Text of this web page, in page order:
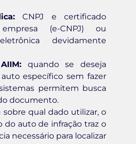
CNPJ e certificado
(e-CNPJ) ou
devidamente
quando se deseja
específico sem fazer
permitem busca
documento.
qual dado utilizar, o
auto de infração traz o
necessário para localizar